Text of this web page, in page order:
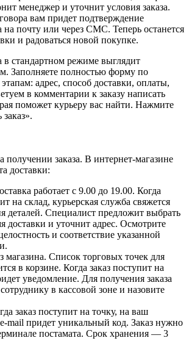
менеджер и уточнит условия заказа.
вам придет подтверждение
на почту или через СМС. Теперь останется
и радоваться новой покупке.
в стандартном режиме выглядит
Заполняете полностью форму по
адрес, способ доставки, оплаты,
в комментарии к заказу написать
поможет курьеру вас найти. Нажмите
получении заказа. В интернет-магазине
доставки:
работает с 9.00 до 19.00. Когда
на склад, курьерская служба свяжется
деталей. Специалист предложит выбрать
доставки и уточнит адрес. Осмотрите
и соответствие указанной
магазина. Список торговых точек для
в корзине. Когда заказ поступит на
уведомление. Для получения заказа
в кассовой зоне и назовите
заказ поступит на точку, на ваш
mail придет уникальный код. Заказ нужно
постамата. Срок хранения — 3